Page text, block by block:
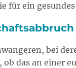
für ein gesundes
bei
das an einer